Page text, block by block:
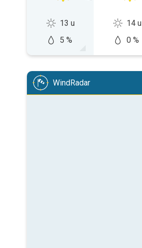
13 u
5 %
14 u
0 %
WindRadar